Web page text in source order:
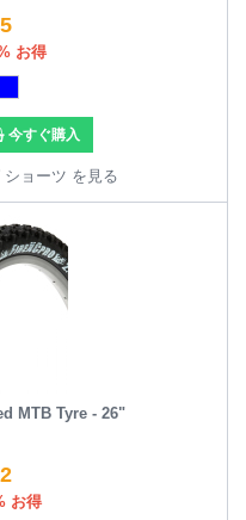
お得
今すぐ購入
ョーツ を見る
MTB Tyre - 26"
お得